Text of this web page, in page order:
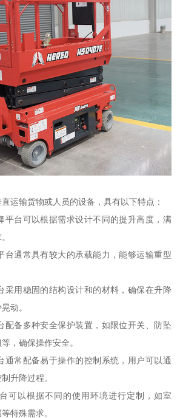
运输货物或人员的设备，具有以下特点：
平台可以根据需求设计不同的提升高度，满
台通常具有较大的承载能力，能够运输重型
采用稳固的结构设计和的材料，确保在升降
动。
配备多种安全保护装置，如限位开关、防坠
，确保操作安全。
通常配备易于操作的控制系统，用户可以通
升降过程。
可以根据不同的使用环境进行定制，如室
特殊需求。